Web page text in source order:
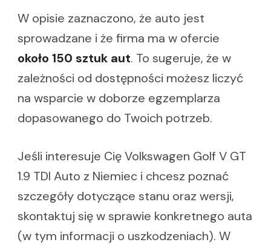
W opisie zaznaczono, że auto jest
sprowadzane i że firma ma w ofercie
około 150 sztuk aut. To sugeruje, że w
zależności od dostępności możesz liczyć
na wsparcie w doborze egzemplarza
dopasowanego do Twoich potrzeb.
Jeśli interesuje Cię Volkswagen Golf V GT
1.9 TDI Auto z Niemiec i chcesz poznać
szczegóły dotyczące stanu oraz wersji,
skontaktuj się w sprawie konkretnego auta
(w tym informacji o uszkodzeniach). W